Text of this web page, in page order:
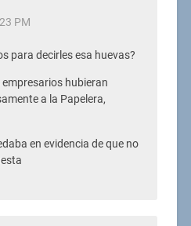
PM
para decirles esa huevas?
hubieran
a la Papelera,
en evidencia de que no